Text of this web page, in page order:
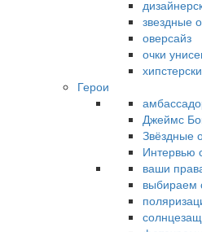
звездные
оверсайз
очки
Герои
Джеймс
Звёздные
Интервью
ваши
выбираем